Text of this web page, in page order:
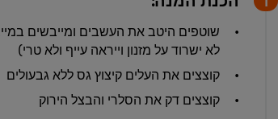
שוטפים היטב את העשבים ומייבשים
לא ישרוד על מזנון וייראה עייף ולא טרי)
קוצצים את העלים קיצוץ גס ללא גבעולים
קוצצים דק את הסלרי והבצל הירוק